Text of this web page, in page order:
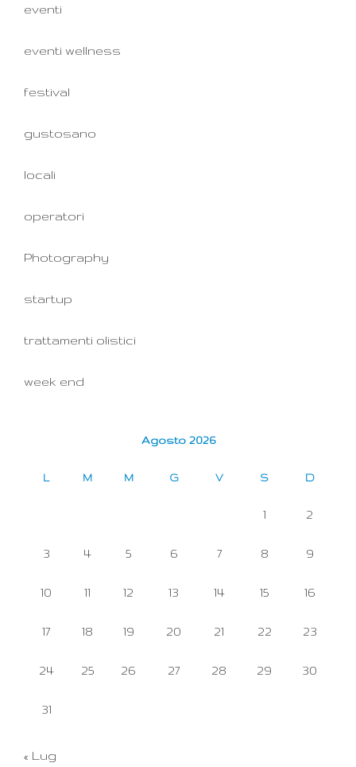
eventi
eventi wellness
festival
gustosano
locali
operatori
Photography
startup
trattamenti olistici
week end
Agosto 2026
L M M G V S D
1 2
3 4 5 6 7 8 9
10 11 12 13 14 15 16
17 18 19 20 21 22 23
24 25 26 27 28 29 30
31
« Lug